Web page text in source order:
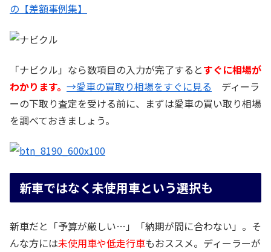
の【差額事例集】
「ナビクル」なら数項目の入力が完了するとすぐに相場が
わかります。 →愛車の買取り相場をすぐに見る ディーラ
ーの下取り査定を受ける前に、まずは愛車の買い取り相場
を調べておきましょう。
新車ではなく未使用車という選択も
新車だと「予算が厳しい…」「納期が間に合わない」。そ
んな方には未使用車や低走行車もおススメ。ディーラーが